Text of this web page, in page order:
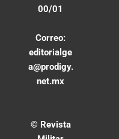
00/01
Correo:
editorialge
a@prodigy.
net.mx
© Revista